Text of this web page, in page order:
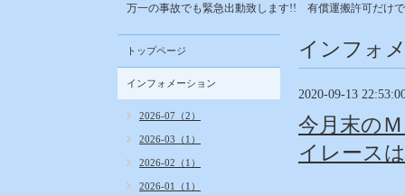
万一の事故でも緊急出動致します!! 有償運搬許可だけ
インフォ
2020-09-13
今月末の
イレース
トップページ
インフォメーション
2026-07（2）
2026-03（1）
2026-02（1）
2026-01（1）